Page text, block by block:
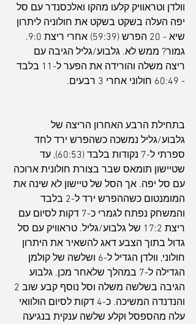
וולדן וטראוויק קלעו מהקו ואלכסנדר עם סל
יפה העלה בשקט בשקט את חולוניה ליתרון
שיא - 20 הפרש (59:39) אחרי ריצת 9:0.
גמור? ממש לא. גלבוע/גליל הגיבה עם
ריצה משלה והורידה את הפער ל-11 בלבד
- 60:49 חולוני אחרי 3 רבעים.
בתחילת הרבע האחרון הריצה של
גלבוע/גליל נמשכה כשהפרש ירד לחד
ספרתי ל-7 נקודות בלבד (60:53), עד
שטיישון תומאס שבר בצורת חולונית ארוכה
עם סל יפה. אך הסל של טיישון לא שינה את
המומנטום כשההפרש ירד ל-2 בלבד
והמשחק נפתח לגמרי כ-7 דקות לסיום עם
ריצת 17:2 של גלבוע/גליל. טראוויק עם סל
גדול בתוך הצבע דאג להשאיר את היתרון
חולוני, וולדן הגדיל ל-6 ושלשה של קולמן
הגדילה ל-7 במהלך שלאחר מכן. גלבוע
והנדנדה המשיכה. כ-4 דקות לסיום הולוואי
עלה מהספסל וקלע שלשה ענקית בנגיעה